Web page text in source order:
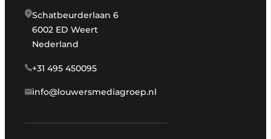
Schatbeurderlaan 6
6002 ED Weert
Nederland
+31 495 450095
info@louwersmediagroep.nl